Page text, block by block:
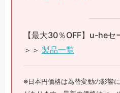
【最大30％OFF】u-heセ
＞＞ 製品一覧
※日本円価格は為替変動の影響